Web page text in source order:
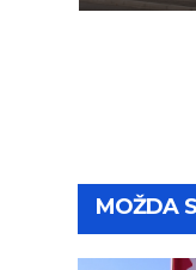
MOŽDA